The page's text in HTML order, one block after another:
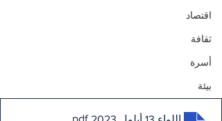
اقتصاد
ثقافة
أسرة
بيئة